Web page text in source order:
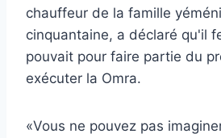
chauffeur de la famille
cinquantaine, a déclaré qu'il
pouvait pour faire partie du
exécuter la Omra.
«Vous ne pouvez pas